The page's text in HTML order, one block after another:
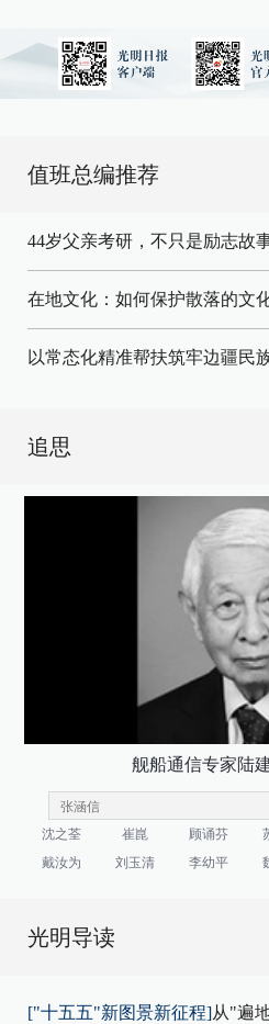
值班总编推荐
44岁父亲考研，不只是励志故
在地文化：如何保护散落的文
以常态化精准帮扶筑牢边疆民
追思
舰船通信专家陆
沈之荃 崔崑 顾诵芬
戴汝为
刘玉清 李幼平
光明导读
["十五五"新图景新征程]从"遍